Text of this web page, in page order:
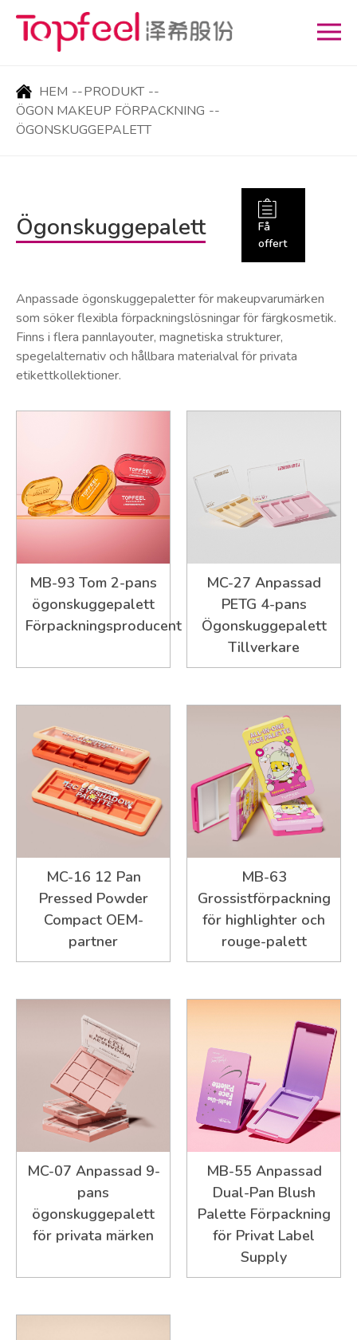
HEM --PRODUKT --
ÖGON MAKEUP FÖRPACKNING --
ÖGONSKUGGEPALETT
Ögonskuggepalett
Få
offert
Anpassade ögonskuggepaletter för makeupvarumärken
som söker flexibla förpackningslösningar för färgkosmetik.
Finns i flera pannlayouter, magnetiska strukturer,
spegelalternativ och hållbara materialval för privata
etikettkollektioner.
MB-93 Tom 2-pans
ögonskuggepalett
Förpackningsproducent
MC-27 Anpassad
PETG 4-pans
Ögonskuggepalett
Tillverkare
MC-16 12 Pan
Pressed Powder
Compact OEM-
partner
MB-63
Grossistförpackning
för highlighter och
rouge-palett
MC-07 Anpassad 9-
pans
ögonskuggepalett
för privata märken
MB-55 Anpassad
Dual-Pan Blush
Palette Förpackning
för Privat Label
Supply